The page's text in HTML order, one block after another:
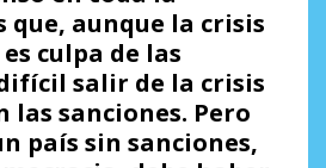
que, aunque la crisis
culpa de las
salir de la crisis
las sanciones. Pero
país sin sanciones,